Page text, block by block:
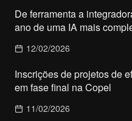
De ferramenta a
ano de uma IA mais
12/02/2026
Inscrições de projetos de
em fase final na Copel
11/02/2026